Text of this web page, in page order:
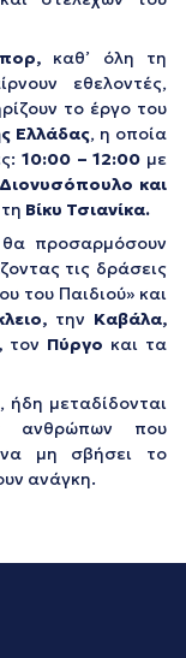
καθ’ όλη τη
εθελοντές,
το έργο του
Ελλάδας, η οποία
10:00 – 12:00 με
και
Βίκυ Τσιανίκα.
θα προσαρμόσουν
τις δράσεις
του Παιδιού» και
την Καβάλα,
τον Πύργο και τα
μεταδίδονται
ανθρώπων που
μη σβήσει το
ανάγκη.